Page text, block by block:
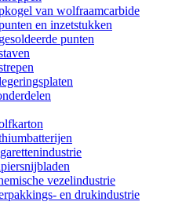
van wolfraamcarbide
en inzetstukken
punten
vezelindustrie
en drukindustrie